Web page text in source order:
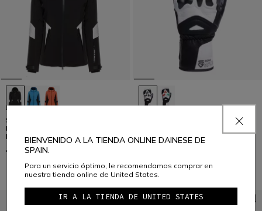
SPEED DEMON LAB DOMEAIR™
PRO - CHAQUETA DE ESQUÍ
MUJER
€ 749
ERGOTEK PRO SOFIA GOGGIA
€ 229
BIENVENIDO A LA TIENDA ONLINE DAINESE DE
SPAIN.
Para un servicio óptimo, le recomendamos comprar en
nuestra tienda online de United States.
IR A LA TIENDA DE UNITED STATES